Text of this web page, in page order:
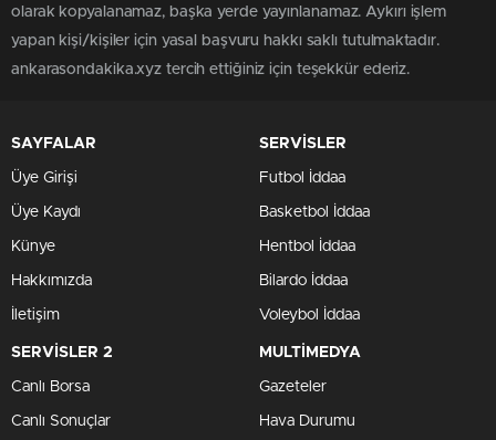
olarak kopyalanamaz, başka yerde yayınlanamaz. Aykırı işlem
yapan kişi/kişiler için yasal başvuru hakkı saklı tutulmaktadır.
ankarasondakika.xyz tercih ettiğiniz için teşekkür ederiz.
SAYFALAR
Üye Girişi
Üye Kaydı
Künye
Hakkımızda
İletişim
SERVİSLER
Futbol İddaa
Basketbol İddaa
Hentbol İddaa
Bilardo İddaa
Voleybol İddaa
SERVİSLER 2
Canlı Borsa
Canlı Sonuçlar
MULTİMEDYA
Gazeteler
Hava Durumu